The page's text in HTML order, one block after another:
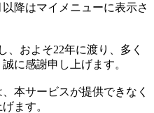
降はマイメニューに表示さ
、およそ22年に渡り、多く
に感謝申し上げます。
本サービスが提供できなく
ます。